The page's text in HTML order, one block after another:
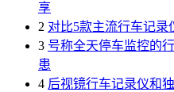
享
2 对比5款主流行车记
3 号称全天停车监控的
患
4 后视镜行车记录仪和